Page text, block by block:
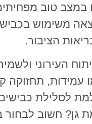
במצב טוב
משימוש
הציבור.
העירוני
עמידות, תחזוקה
לסלילת כבישים
גן? חשוב לבחור